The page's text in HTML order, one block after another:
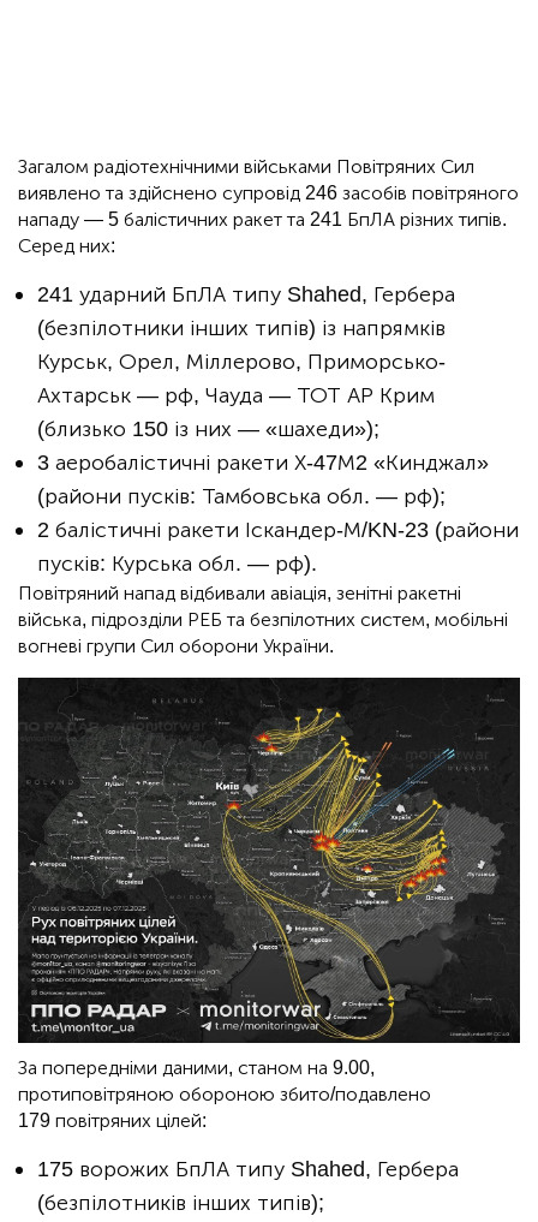
Загалом радіотехнічними військами Повітряних Сил
виявлено та здійснено супровід 246 засобів повітряного
нападу — 5 балістичних ракет та 241 БпЛА різних типів.
Серед них:
241 ударний БпЛА типу Shahed, Гербера
(безпілотники інших типів) із напрямків
Курськ, Орел, Міллерово, Приморсько-
Ахтарськ — рф, Чауда — ТОТ АР Крим
(близько 150 із них — «шахеди»);
3 аеробалістичні ракети Х-47М2 «Кинджал»
(райони пусків: Тамбовська обл. — рф);
2 балістичні ракети Іскандер-М/KN-23 (райони
пусків: Курська обл. — рф).
Повітряний напад відбивали авіація, зенітні ракетні
війська, підрозділи РЕБ та безпілотних систем, мобільні
вогневі групи Сил оборони України.
За попередніми даними, станом на 9.00,
протиповітряною обороною збито/подавлено
179 повітряних цілей:
175 ворожих БпЛА типу Shahed, Гербера
(безпілотників інших типів);